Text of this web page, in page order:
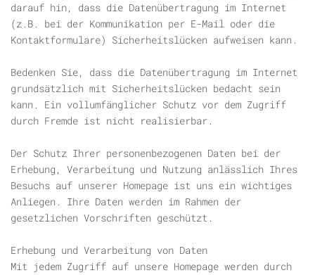
darauf hin, dass die Datenübertragung im Internet
(z.B. bei der Kommunikation per E-Mail oder die
Kontaktformulare) Sicherheitslücken aufweisen kann.
Bedenken Sie, dass die Datenübertragung im Internet
grundsätzlich mit Sicherheitslücken bedacht sein
kann. Ein vollumfänglicher Schutz vor dem Zugriff
durch Fremde ist nicht realisierbar.
Der Schutz Ihrer personenbezogenen Daten bei der
Erhebung, Verarbeitung und Nutzung anlässlich Ihres
Besuchs auf unserer Homepage ist uns ein wichtiges
Anliegen. Ihre Daten werden im Rahmen der
gesetzlichen Vorschriften geschützt.
Erhebung und Verarbeitung von Daten
Mit jedem Zugriff auf unsere Homepage werden durch